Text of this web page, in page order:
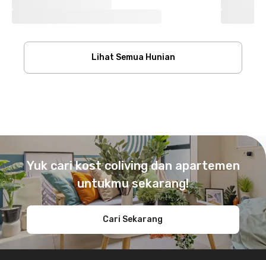
Lihat Semua Hunian
Yuk cari kost coliving dan apartemen
untukmu sekarang!
Cari Sekarang